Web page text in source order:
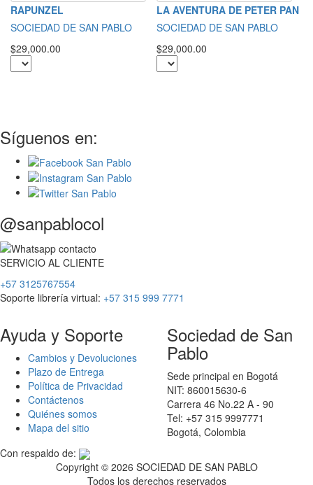
RAPUNZEL
SOCIEDAD DE SAN PABLO
$29,000.00
LA AVENTURA DE PETER PAN
SOCIEDAD DE SAN PABLO
$29,000.00
Síguenos en:
@sanpablocol
SERVICIO AL CLIENTE
+57 3125767554
Soporte librería virtual: +57 315 999 7771
Ayuda y Soporte
Cambios y Devoluciones
Plazo de Entrega
Política de Privacidad
Contáctenos
Quiénes somos
Mapa del sitio
Sociedad de San
Pablo
Sede principal en Bogotá
NIT: 860015630-6
Carrera 46 No.22 A - 90
Tel: +57 315 9997771
Bogotá, Colombia
Con respaldo de:
Copyright © 2026 SOCIEDAD DE SAN PABLO
Todos los derechos reservados